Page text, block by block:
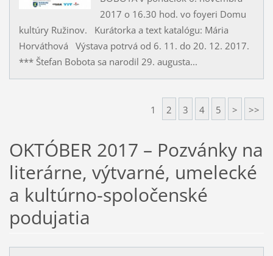
2017 o 16.30 hod. vo foyeri Domu
kultúry Ružinov. Kurátorka a text katalógu: Mária
Horváthová Výstava potrvá od 6. 11. do 20. 12. 2017.
*** Štefan Bobota sa narodil 29. augusta...
1 2 3 4 5 > >>
OKTÓBER 2017 – Pozvánky na
literárne, výtvarné, umelecké
a kultúrno-spoločenské
podujatia